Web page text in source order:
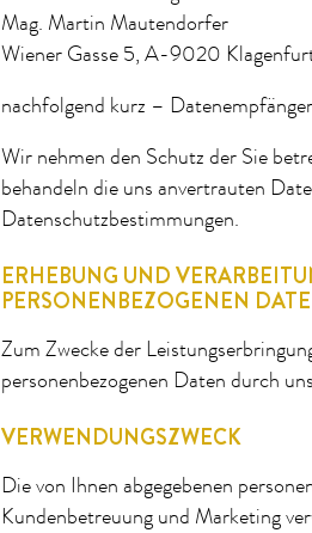
Mag. Martin Mautendorfer
Wiener Gasse 5, A-9020
nachfolgend kurz –
Wir nehmen den Schutz der Sie
behandeln die uns anvertrauten
Datenschutzbestimmungen.
ERHEBUNG UND
PERSONENBEZOGENEN
Zum Zwecke der
personenbezogenen Daten durch
VERWENDUNGSZWECK
Die von Ihnen abgegebenen
Kundenbetreuung und Marketing